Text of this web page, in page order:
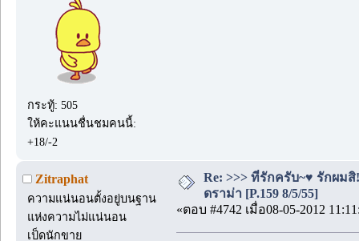
กระทู้: 505
ให้คะแนนชื่นชมคนนี้:
+18/-2
Zitraphat
ความแน่นอนตั้งอยู่บนฐาน
แห่งความไม่แน่นอน
เป็ดนักขาย
Re: >>> ที่รักครับ~♥ รักผม
ดราม่า [P.159 8/5/55]
«ตอบ #4742 เมื่อ08-05-2012